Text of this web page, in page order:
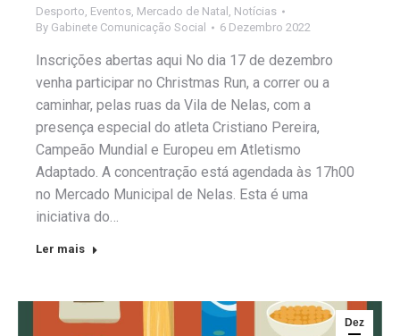
Desporto, Eventos, Mercado de Natal , Notícias
By Gabinete Comunicação Social 6 Dezembro 2022
Inscrições abertas aqui No dia 17 de dezembro
venha participar no Christmas Run, a correr ou a
caminhar, pelas ruas da Vila de Nelas, com a
presença especial do atleta Cristiano Pereira,
Campeão Mundial e Europeu em Atletismo
Adaptado. A concentração está agendada às 17h00
no Mercado Municipal de Nelas. Esta é uma
iniciativa do…
Ler mais
Dez